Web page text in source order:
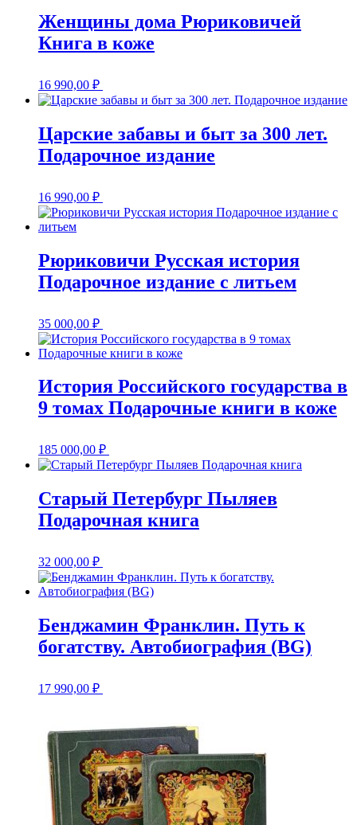
Женщины дома Рюриковичей
Книга в коже
16 990,00 ₽
Царские забавы и быт за 300 лет.
Подарочное издание
16 990,00 ₽
Рюриковичи Русская история
Подарочное издание с литьем
35 000,00 ₽
История Российского государства в
9 томах Подарочные книги в коже
185 000,00 ₽
Старый Петербург Пыляев
Подарочная книга
32 000,00 ₽
Бенджамин Франклин. Путь к
богатству. Автобиография (BG)
17 990,00 ₽